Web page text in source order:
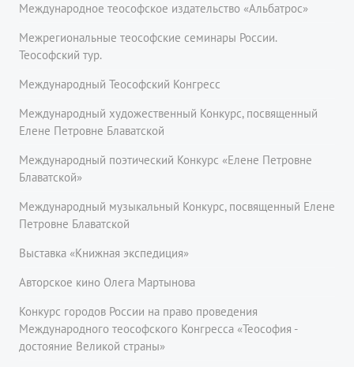
Международное теософское издательство «Альбатрос»
Межрегиональные теософские семинары России.
Теософский тур.
Международный Теософский Конгресс
Международный художественный Конкурс, посвященный
Елене Петровне Блаватской
Международный поэтический Конкурс «Елене Петровне
Блаватской»
Международный музыкальный Конкурс, посвященный Елене
Петровне Блаватской
Выставка «Книжная экспедиция»
Авторское кино Олега Мартынова
Конкурс городов России на право проведения
Международного теософского Конгресса «Теософия -
достояние Великой страны»